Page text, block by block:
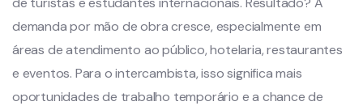
demanda por mão de obra cresce, especialmente em
áreas de atendimento ao público, hotelaria, restaurantes
e eventos. Para o intercambista, isso significa mais
oportunidades de trabalho temporário e a chance de